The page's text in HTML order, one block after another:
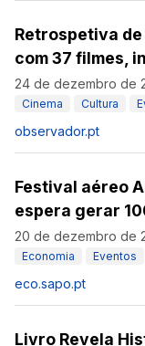
Retrospetiva
com 37 filmes,
24 de dezembro de
Cinema Cultura
observador.pt
Festival aéreo
espera gerar
20 de dezembro de
Economia Eventos
eco.sapo.pt
Livro Revela